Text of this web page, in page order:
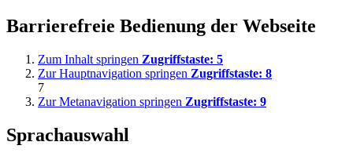
Barrierefreie Bedienung der Webseite
Zum Inhalt springen Zugriffstaste: 5
Zur Hauptnavigation springen Zugriffstaste: 8
7
Zur Metanavigation springen Zugriffstaste: 9
Sprachauswahl